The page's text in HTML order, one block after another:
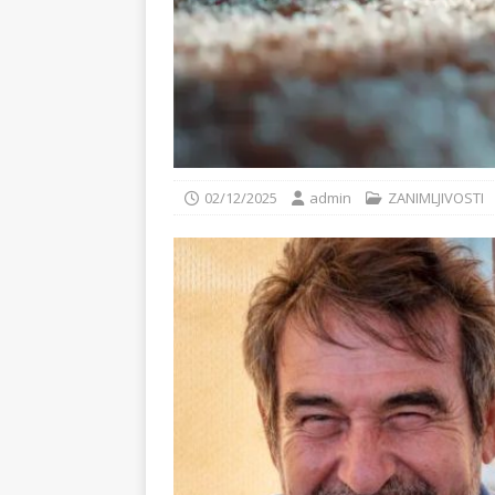
02/12/2025 admin ZANIMLJIVOSTI